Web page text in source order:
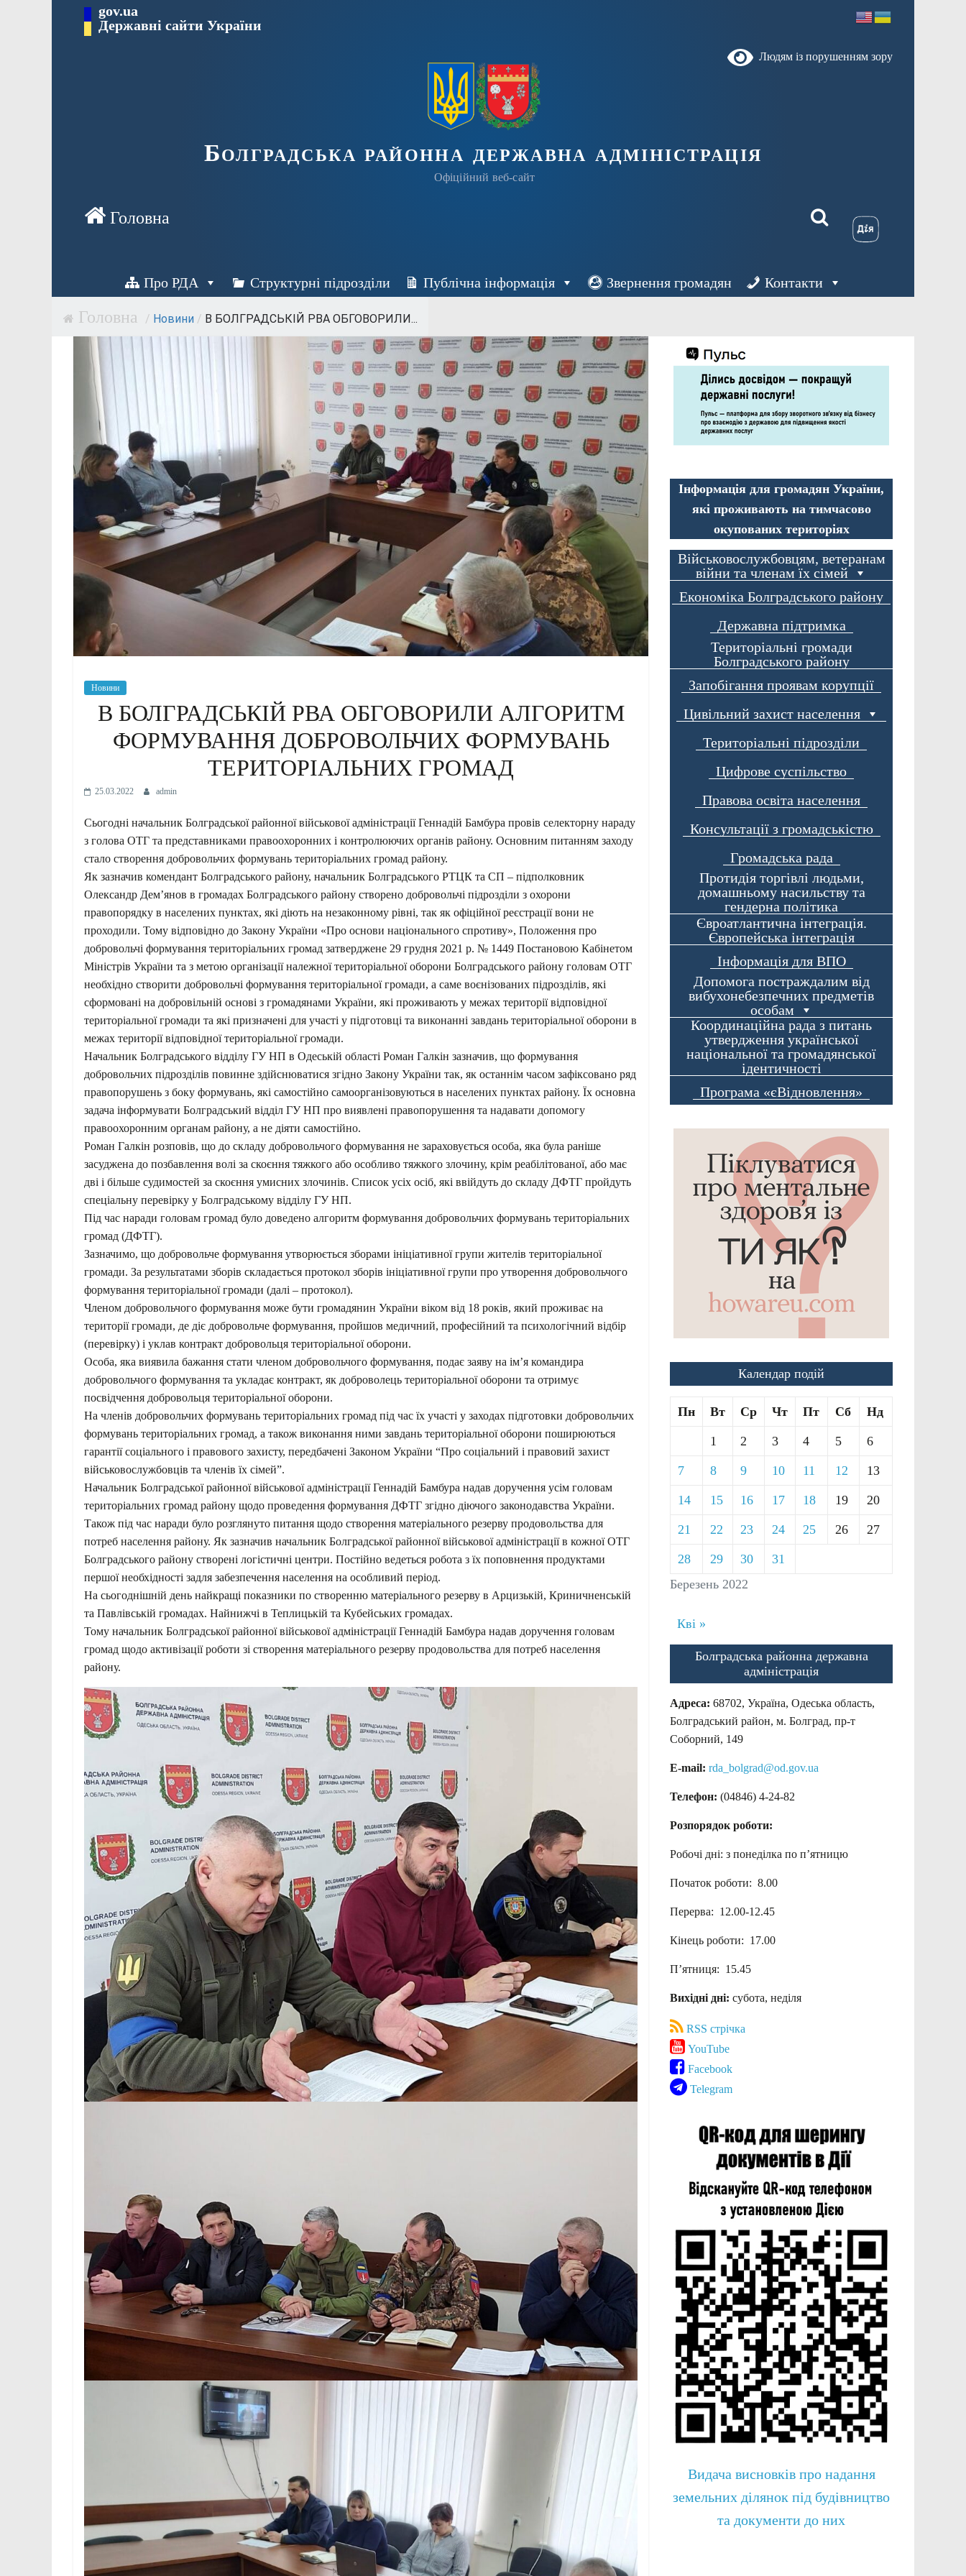
Перейти gov.ua
Державні сайти України
Людям із порушенням зору
Болградська районна державна адміністрація
Офіційний веб-сайт
Про РДА Структурні підрозділи Публічна інформація Звернення громадян Контакти
/ Новини / В БОЛГРАДСЬКІЙ РВА ОБГОВОРИЛИ...
Новини
В БОЛГРАДСЬКІЙ РВА ОБГОВОРИЛИ АЛГОРИТМ
ФОРМУВАННЯ ДОБРОВОЛЬЧИХ ФОРМУВАНЬ
ТЕРИТОРІАЛЬНИХ ГРОМАД
25.03.2022 admin
Сьогодні начальник Болградської районної військової адміністрації Геннадій Бамбура провів селекторну нараду
з голова ОТГ та представниками правоохоронних і контролюючих органів району. Основним питанням заходу
стало створення добровольчих формувань територіальних громад району.
Як зазначив комендант Болградського району, начальник Болградського РТЦК та СП – підполковник
Олександр Дем’янов в громадах Болградського району створено добровольчі підрозділи з охорони
правопорядку в населених пунктах, які діють на незаконному рівні, так як офіційної реєстрації вони не
проходили. Тому відповідно до Закону України «Про основи національного спротиву», Положення про
добровольчі формування територіальних громад затверджене 29 грудня 2021 р. № 1449 Постановою Кабінетом
Міністрів України та з метою організації належної територіальної оборони Болградського району головам ОТГ
необхідно створити добровольчі формування територіальної громади, а саме воєнізованих підрозділів, які
сформовані на добровільній основі з громадянами України, які проживають у межах території відповідної
територіальної громади та які призначені для участі у підготовці та виконанні завдань територіальної оборони в
межах території відповідної територіальної громади.
Начальник Болградського відділу ГУ НП в Одеській області Роман Галкін зазначив, що формування
добровольчих підрозділів повинне здійснюватися згідно Закону України так, як останнім часом зафіксовано ряд
правопорушень з боку формувань, які самостійно самоорганізовуються в населених пунктах району. Їх основна
задача інформувати Болградський відділ ГУ НП про виявлені правопорушення та надавати допомогу
правоохоронним органам району, а не діяти самостійно.
Роман Галкін розповів, що до складу добровольчого формування не зараховується особа, яка була раніше
засуджена до позбавлення волі за скоєння тяжкого або особливо тяжкого злочину, крім реабілітованої, або має
дві і більше судимостей за скоєння умисних злочинів. Список усіх осіб, які ввійдуть до складу ДФТГ пройдуть
спеціальну перевірку у Болградському відділу ГУ НП.
Під час наради головам громад було доведено алгоритм формування добровольчих формувань територіальних
громад (ДФТГ).
Зазначимо, що добровольче формування утворюється зборами ініціативної групи жителів територіальної
громади. За результатами зборів складається протокол зборів ініціативної групи про утворення добровольчого
формування територіальної громади (далі – протокол).
Членом добровольчого формування може бути громадянин України віком від 18 років, який проживає на
території громади, де діє добровольче формування, пройшов медичний, професійний та психологічний відбір
(перевірку) і уклав контракт добровольця територіальної оборони.
Особа, яка виявила бажання стати членом добровольчого формування, подає заяву на ім’я командира
добровольчого формування та укладає контракт, як доброволець територіальної оборони та отримує
посвідчення добровольця територіальної оборони.
На членів добровольчих формувань територіальних громад під час їх участі у заходах підготовки добровольчих
формувань територіальних громад, а також виконання ними завдань територіальної оборони поширюються
гарантії соціального і правового захисту, передбачені Законом України “Про соціальний і правовий захист
військовослужбовців та членів їх сімей”.
Начальник Болградської районної військової адміністрації Геннадій Бамбура надав доручення усім головам
територіальних громад району щодо проведення формування ДФТГ згідно діючого законодавства України.
Також під час наради було розглянуто питання щодо створення матеріального резерву продовольства для
потреб населення району. Як зазначив начальник Болградської районної військової адміністрації в кожної ОТГ
Болградського району створені логістичні центри. Постійно ведеться робота з їх поповнення продуктами
першої необхідності задля забезпечення населення на особливий період.
На сьогоднішній день найкращі показники по створенню матеріального резерву в Арцизькій, Криничненській
та Павлівській громадах. Найнижчі в Теплицькій та Кубейських громадах.
Тому начальник Болградської районної військової адміністрації Геннадій Бамбура надав доручення головам
громад щодо активізації роботи зі створення матеріального резерву продовольства для потреб населення
району.
Інформація для громадян України,
які проживають на тимчасово
окупованих територіях
Військовослужбовцям, ветеранам
війни та членам їх сімей
Економіка Болградського району
Державна підтримка
Територіальні громади
Болградського району
Запобігання проявам корупції
Цивільний захист населення
Територіальні підрозділи
Цифрове суспільство
Правова освіта населення
Консультації з громадськістю
Громадська рада
Протидія торгівлі людьми,
домашньому насильству та
гендерна політика
Євроатлантична інтеграція.
Європейська інтеграція
Інформація для ВПО
Допомога постраждалим від
вибухонебезпечних предметів
особам
Координаційна рада з питань
утвердження української
національної та громадянської
ідентичності
Програма «єВідновлення»
Календар подій
Березень 2022
Пн Вт Ср Чт Пт Сб Нд
1 2 3 4 5 6
7 8 9 10 11 12 13
14 15 16 17 18 19 20
21 22 23 24 25 26 27
28 29 30 31
Кві »
Болградська районна державна
адміністрація
Адреса: 68702, Україна, Одеська область,
Болградський район, м. Болград, пр-т
Соборний, 149
E-mail: rda_bolgrad@od.gov.ua
Телефон: (04846) 4-24-82
Розпорядок роботи:
Робочі дні: з понеділка по п’ятницю
Початок роботи: 8.00
Перерва: 12.00-12.45
Кінець роботи: 17.00
П’ятниця: 15.45
Вихідні дні: субота, неділя
RSS стрічка
YouTube
Facebook
Telegram
Видача висновків про надання
земельних ділянок під будівництво
та документи до них